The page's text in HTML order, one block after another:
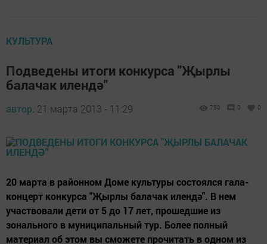
КУЛЬТУРА
Подведены итоги конкурса "Җырлы
балачак илендә"
автор, 21 марта 2013 - 11:29 750 0 0
20 марта в районном Доме культуры состоялся гала-
концерт конкурса "Җырлы балачак илендә". В нем
участвовали дети от 5 до 17 лет, прошедшие из
зонального в муниципальный тур. Более полный
материал об этом вы сможете прочитать в одном из